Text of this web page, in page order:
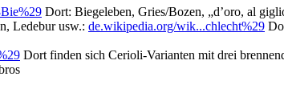
Dort: Biegeleben, Gries/Bozen, „d’oro, al
Ledebur usw.: de.wikipedia.org/wik...chlecht%29
Dort finden sich Cerioli-Varianten mit drei